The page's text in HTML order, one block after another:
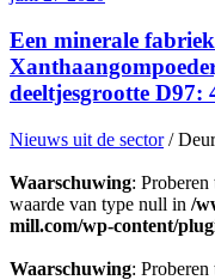
Een minerale
deeltjesgrootte D97:
Nieuws uit de sector/
Waarschuwing:
waarde van type null in /
mill.com/wp-content/
Waarschuwing: